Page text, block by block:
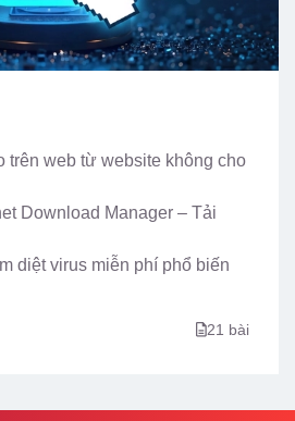
trên web từ website không cho
Download Manager – Tải
diệt virus miễn phí phổ biến
21 bài